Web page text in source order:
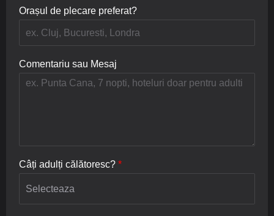
Orașul de plecare preferat?
Comentariu sau Mesaj
Câți adulți călătoresc? *